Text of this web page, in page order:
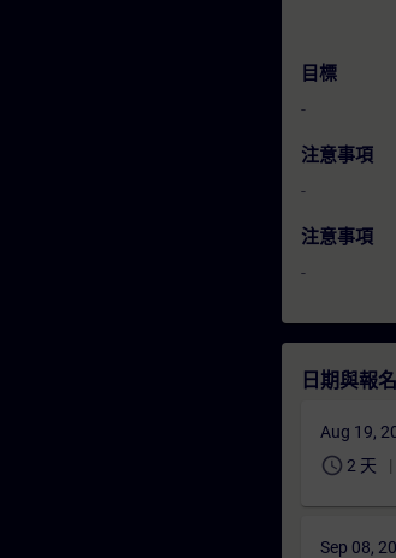
目標
-
注意事項
-
注意事項
-
日期與報名
Aug 19,
schedule 2 天
Sep 08,